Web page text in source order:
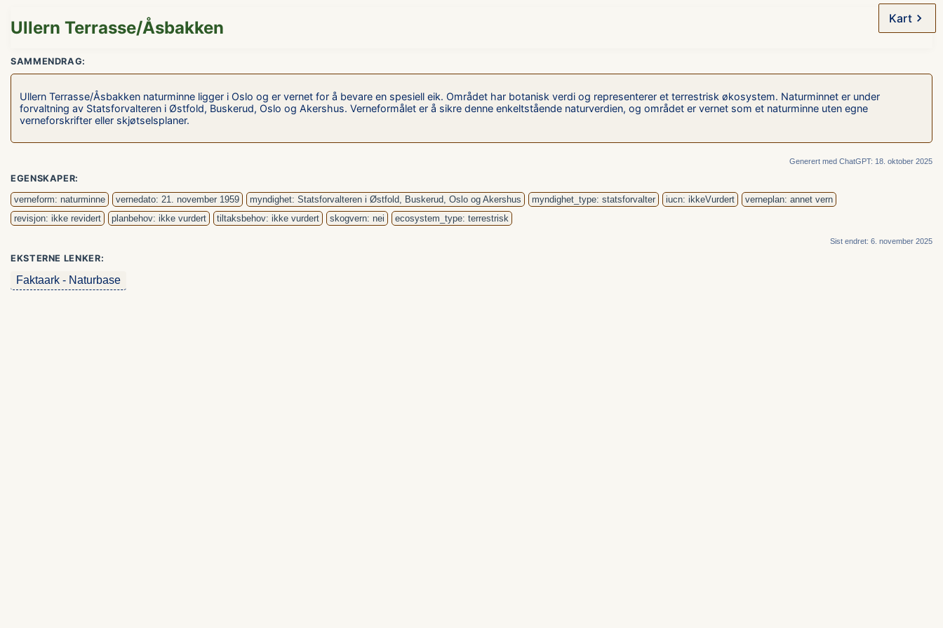
Kart
Ullern Terrasse/Åsbakken
SAMMENDRAG:
Ullern Terrasse/Åsbakken naturminne ligger i Oslo og er vernet for å bevare en spesiell eik. Området har botanisk verdi og representerer et terrestrisk økosystem. Naturminnet er under
forvaltning av Statsforvalteren i Østfold, Buskerud, Oslo og Akershus. Verneformålet er å sikre denne enkeltstående naturverdien, og området er vernet som et naturminne uten egne
verneforskrifter eller skjøtselsplaner.
Generert med ChatGPT: 18. oktober 2025
EGENSKAPER:
verneform: naturminne
vernedato: 21. november 1959 myndighet: Statsforvalteren i Østfold, Buskerud, Oslo og Akershus myndighet_type: statsforvalter iucn: ikkeVurdert
verneplan: annet vern
revisjon: ikke revidert
planbehov: ikke vurdert tiltaksbehov: ikke vurdert skogvern: nei ecosystem_type: terrestrisk
Sist endret: 6. november 2025
EKSTERNE LENKER:
Faktaark - Naturbase